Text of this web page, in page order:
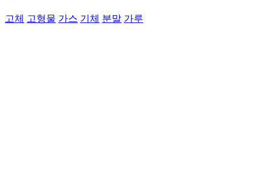
고체 고형물 가스 기체 분말 가루